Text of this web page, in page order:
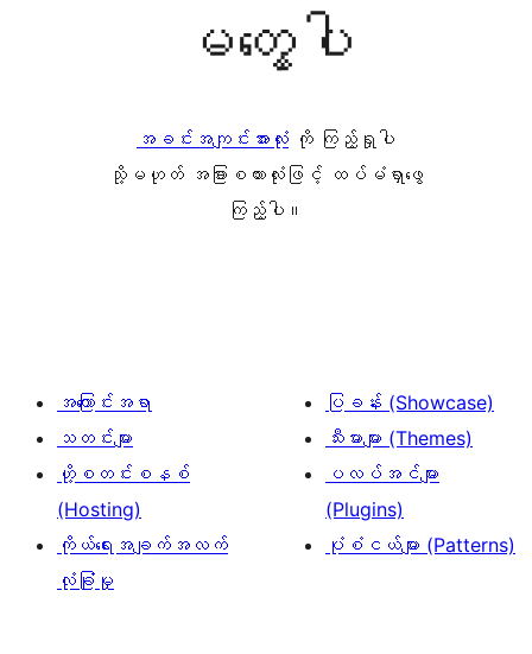
မတွေ့ပါ
အခင်းအကျင်းအားလုံး ကို ကြည့်ရှုပါ
သို့မဟုတ် အခြားစကားလုံးဖြင့် ထပ်မံရှာဖွေ
ကြည့်ပါ။
အကြောင်းအရာ
သတင်းများ
ဟို့စတင်းစနစ်
(Hosting)
ကိုယ်ရေးအချက်အလက်
လုံခြုံမှု
ပြခန်း (Showcase)
သီးမားများ (Themes)
ပလပ်အင်များ
(Plugins)
ပုံစံငယ်များ (Patterns)